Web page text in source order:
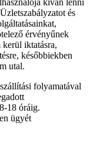
kíván lenni
és
érvényűnek
iktatásra,
későbbiekben
utal.
folyamatával
18 óráig.
ügyét